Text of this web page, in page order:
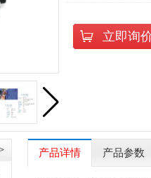
立即询
产品详情 产品参数